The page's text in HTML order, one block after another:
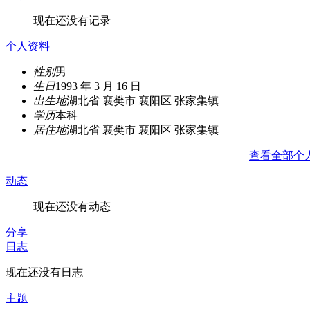
现在还没有记录
个人资料
性别男
生日1993 年 3 月 16 日
出生地湖北省 襄樊市 襄阳区 张家集镇
学历本科
居住地湖北省 襄樊市 襄阳区 张家集镇
查看全部个
动态
现在还没有动态
分享
日志
现在还没有日志
主题